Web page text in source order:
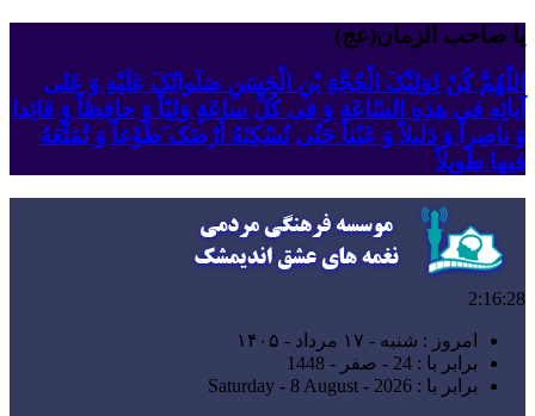
یا صاحب الزمان(عج)
اللّهُمَّ کُنْ لِوَلِیِّکَ الْحُجَّةِ بْنِ الْحَسَنِ صَلَواتُکَ عَلَیْهِ وَ عَلى
آبائِهِ فی هذِهِ السّاعَةِ وَ فی کُلِّ ساعَةٍ وَلِیّاً وَ حافِظاً وَ قائِدا
‏وَ ناصِراً وَ دَلیلاً وَ عَیْناً حَتّى تُسْکِنَهُ أَرْضَک َطَوْعاً وَ تُمَتِّعَهُ
فیها طَویلاً
2:16:29
امروز : شنبه - ۱۷ مرداد - ۱۴۰۵
برابر با : 24 - صفر - 1448
برابر با : Saturday - 8 August - 2026